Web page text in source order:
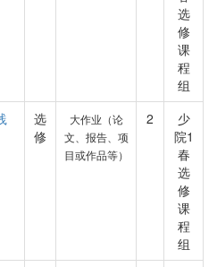
选
修
课
程
组
选
修
大作业（论
文、报告、项
目或作品等）
2
少
院1
春
选
修
课
程
组